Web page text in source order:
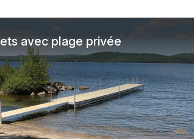
avec plage privée